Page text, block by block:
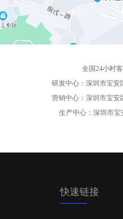
全国24小时
研发中心：深圳市宝安
营销中心：深圳市宝安
生产中心：深圳市宝
快速链接